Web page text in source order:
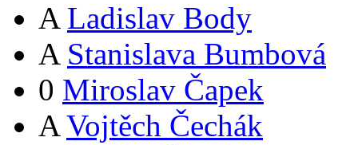
A Ladislav Body
A Stanislava Bumbová
0 Miroslav Čapek
A Vojtěch Čechák